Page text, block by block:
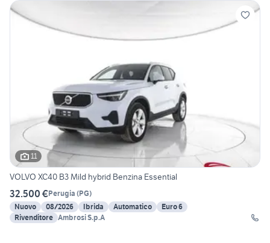
11
VOLVO XC40 B3 Mild hybrid Benzina Essential
32.500 €Perugia (PG)
Nuovo
08/2026 Ibrida Automatico
Euro 6
Rivenditore Ambrosi S.p.A